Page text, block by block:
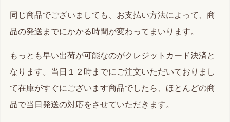
同じ商品でございましても、お支払い方法によって、商
品の発送までにかかる時間が変わってまいります。
もっとも早い出荷が可能なのがクレジットカード決済と
なります。当日１２時までにご注文いただいておりまし
て在庫がすぐにございます商品でしたら、ほとんどの商
品で当日発送の対応をさせていただきます。